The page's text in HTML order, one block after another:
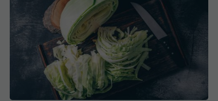
Varza, noul „superaliment” din bucătării. De ce o
recomandă nutriționiștii